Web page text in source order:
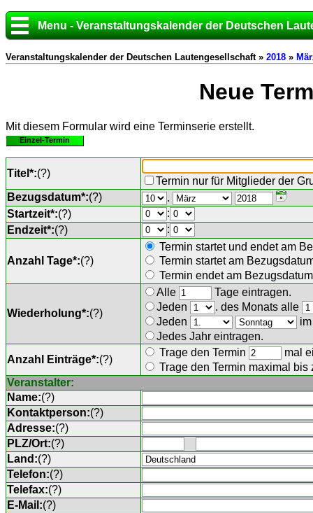
Menu - Veranstaltungskalender der Deutschen
Veranstaltungskalender der Deutschen Lautengesellschaft » 2018 »
Neue
Mit diesem Formular wird eine Terminserie erstellt.
Einzel-Termin
Titel*:(?)
Termin nur für Mitglieder der
Bezugsdatum*:(?)
.
Startzeit*:(?)
:
Endzeit*:(?) :
Anzahl Tage*:(?)
Termin startet und endet am
Termin startet am
Termin endet am
Wiederholung*:(?)
Alle
Tage eintragen.
Jeden
. des Monats alle
Jeden
Jedes Jahr eintragen.
Anzahl Einträge*:(?)
Trage den Termin
mal
Trage den Termin maximal bis
Veranstalter:
Name:(?)
Kontaktperson:(?)
Adresse:(?)
PLZ/Ort:(?)
Land:(?)
Telefon:(?)
Telefax:(?)
E-Mail:(?)